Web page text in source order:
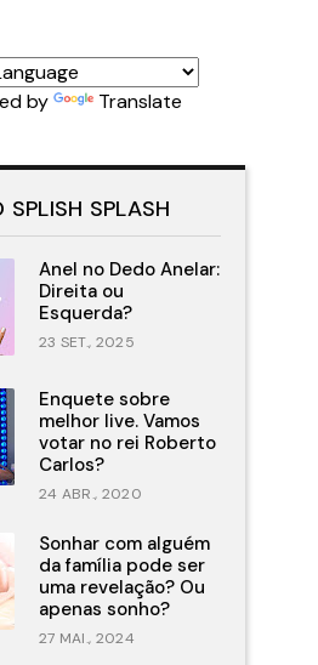
by Translate
SPLISH SPLASH
Anel no Dedo Anelar:
Direita ou
Esquerda?
23 SET., 2025
Enquete sobre
melhor live. Vamos
votar no rei Roberto
Carlos?
24 ABR., 2020
Sonhar com alguém
da família pode ser
uma revelação? Ou
apenas sonho?
27 MAI., 2024